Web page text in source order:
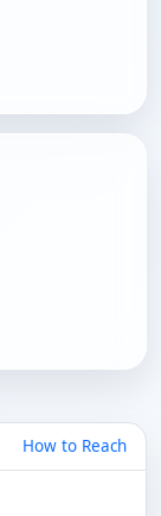
How to Reach